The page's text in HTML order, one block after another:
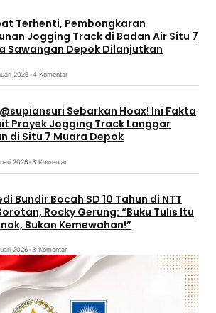
Terhenti, Pembongkaran
Jogging Track di Badan Air Situ 7
Sawangan Depok Dilanjutkan
2026•4 Komentar
Sebarkan Hoax! Ini Fakta
Proyek Jogging Track Langgar
di Situ 7 Muara Depok
2026•3 Komentar
Bundir Bocah SD 10 Tahun di NTT
Rocky Gerung: “Buku Tulis Itu
Bukan Kemewahan!”
2026•3 Komentar